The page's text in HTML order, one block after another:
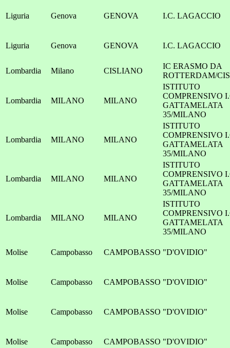
Liguria Genova GENOVA I.C. LAGACCIO
Liguria Genova GENOVA I.C. LAGACCIO
Lombardia Milano CISLIANO
IC ERASMO DA
ROTTERDAM/
Lombardia MILANO MILANO
ISTITUTO
COMPRENSIVO
GATTAMELATA
35/MILANO
Lombardia MILANO MILANO
ISTITUTO
COMPRENSIVO
GATTAMELATA
35/MILANO
Lombardia MILANO MILANO
ISTITUTO
COMPRENSIVO
GATTAMELATA
35/MILANO
Lombardia MILANO MILANO
ISTITUTO
COMPRENSIVO
GATTAMELATA
35/MILANO
Molise Campobasso CAMPOBASSO "D'OVIDIO"
Molise Campobasso CAMPOBASSO "D'OVIDIO"
Molise Campobasso CAMPOBASSO "D'OVIDIO"
Molise Campobasso CAMPOBASSO "D'OVIDIO"